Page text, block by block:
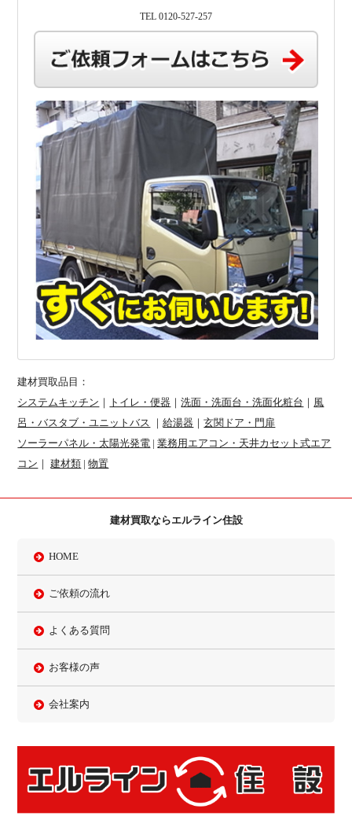
TEL 0120-527-257
建材買取品目：
システムキッチン ｜ トイレ・便器 ｜洗面・洗面台・洗面化粧台 ｜ 風
呂・バスタブ・ユニットバス ｜給湯器 ｜玄関ドア・門扉
ソーラーパネル・太陽光発電 |業務用エアコン・天井カセット式エア
コン ｜建材類 |物置
建材買取ならエルライン住設
HOME
ご依頼の流れ
よくある質問
お客様の声
会社案内